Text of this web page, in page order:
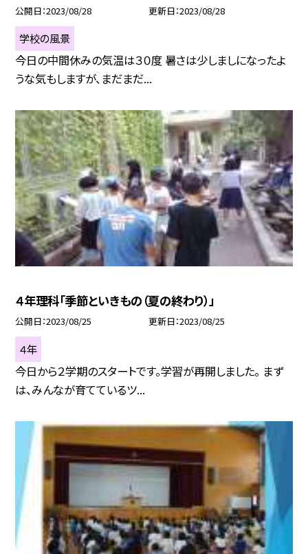
公開日 2023/08/28 更新日 2023/08/28
学校の風景
今日の中間休みの気温は３０度 暑さは少しましになったよ
うな気もしますが、まだまだ...
４年理科「季節といきもの（夏の終わり）」
公開日 2023/08/25 更新日 2023/08/25
４年
今日から２学期のスタートです。学習が再開しました。 まず
は、みんなが育てているツ...